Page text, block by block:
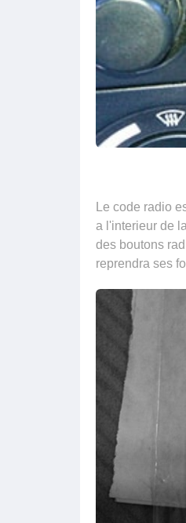
Le code radio
a l'interieur de
des boutons
reprendra ses